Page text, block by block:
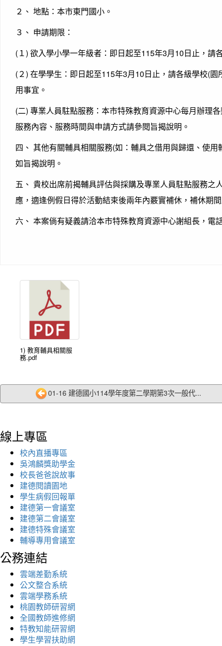
２、 地點：本市東門國小。
３、 申請期限：
(１) 欲入學小學一年級者：即日起至115年3月10日止，
(２) 在學學生：即日起至115年3月10日止，請各級學校(
用事宜。
(二) 專業人員駐點服務：本市特殊教育資源中心每月辦理
服務內容、服務時間與申請方式請參閱旨揭說明。
四、 其他有關輔具相關服務(如：輔具之借用與歸還、使
如旨揭說明。
五、 貴校出席前揭輔具評估與採購及專業人員駐點服務
應，適逢例假日得於活動結束後兩年內覈實補休，補休期
六、 本案倘有疑義請洽本市特殊教育資源中心謝組長，電
1) 教育輔具相關服
務.pdf
01-16 建德國小114學年度第二學期第3次一般代...
線上專區
校內直播專區
吳鴻麟獎助學金
校長爸爸說故事
建德閱讀園地
學生病假回報單
建德第一會議室
建德第二會議室
建德特殊會議室
輔導專用會議室
公務連結
雲端差勤系統
公文整合系統
雲端學務系統
桃園教師研習網
全國教師進修網
特教知能研習網
學生學習扶助網